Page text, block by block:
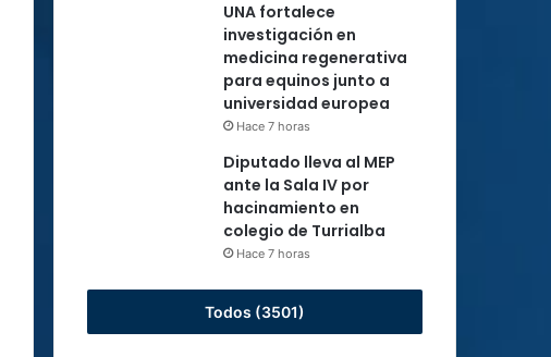
UNA fortalece
investigación en
medicina regenerativa
para equinos junto a
universidad europea
Hace 7 horas
Diputado lleva al MEP
ante la Sala IV por
hacinamiento en
colegio de Turrialba
Hace 7 horas
Todos (3501)